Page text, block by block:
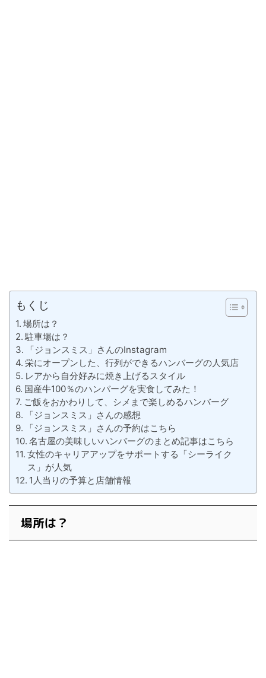
もくじ
場所は？
駐車場は？
「ジョンスミス」さんのInstagram
栄にオープンした、行列ができるハンバーグの人気店
レアから自分好みに焼き上げるスタイル
国産牛100％のハンバーグを実食してみた！
ご飯をおかわりして、シメまで楽しめるハンバーグ
「ジョンスミス」さんの感想
「ジョンスミス」さんの予約はこちら
名古屋の美味しいハンバーグのまとめ記事はこちら
女性のキャリアアップをサポートする「シーライク
ス」が人気
1人当りの予算と店舗情報
場所は？